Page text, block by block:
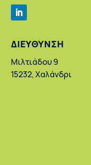
ΔΙΕΥΘΥΝΣΗ
Μιλτιάδου 9
15232, Χαλάνδρι